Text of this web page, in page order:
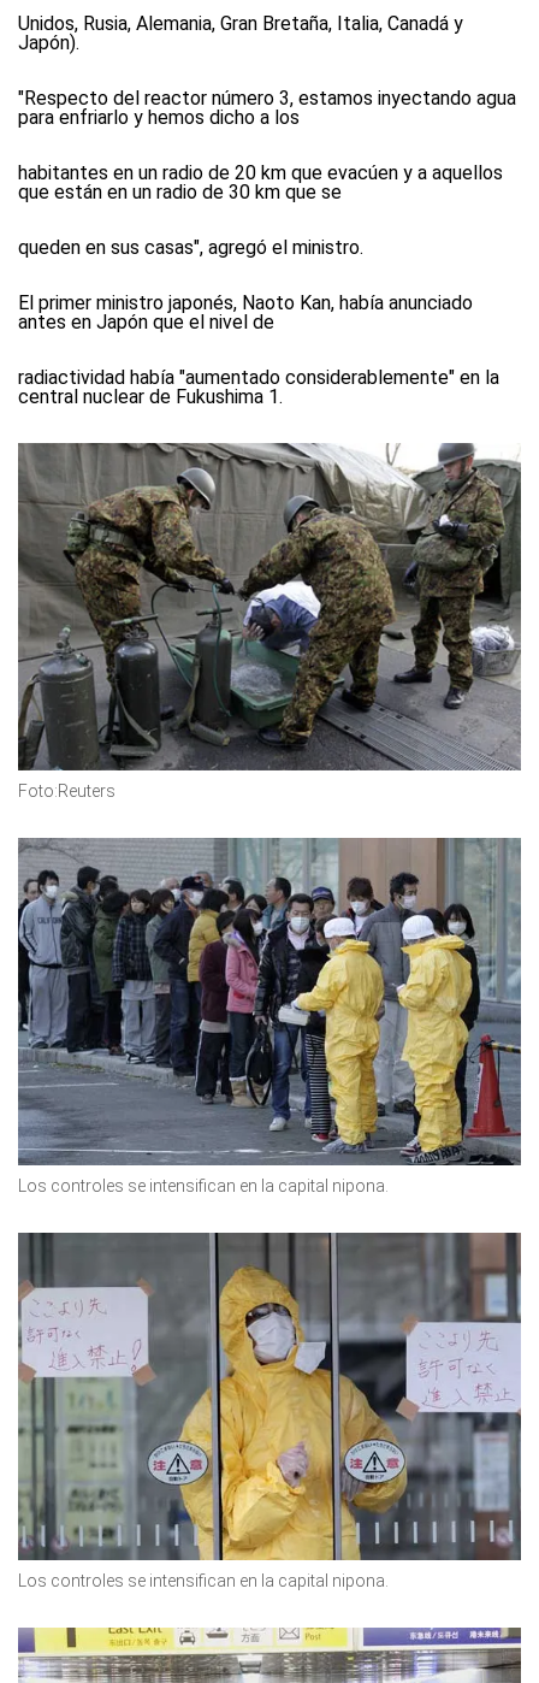
Unidos, Rusia, Alemania, Gran Bretaña, Italia, Canadá y
Japón).
"Respecto del reactor número 3, estamos inyectando agua
para enfriarlo y hemos dicho a los
habitantes en un radio de 20 km que evacúen y a aquellos
que están en un radio de 30 km que se
queden en sus casas", agregó el ministro.
El primer ministro japonés, Naoto Kan, había anunciado
antes en Japón que el nivel de
radiactividad había "aumentado considerablemente" en la
central nuclear de Fukushima 1.
Foto:Reuters
Los controles se intensifican en la capital nipona.
Los controles se intensifican en la capital nipona.